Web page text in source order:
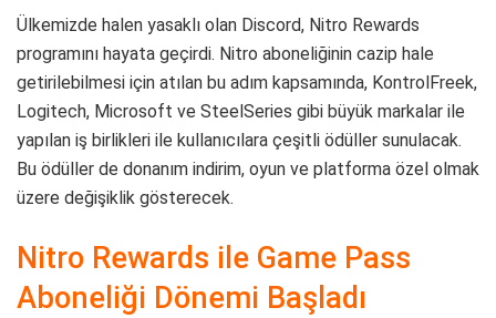
Ülkemizde halen yasaklı olan Discord, Nitro Rewards
programını hayata geçirdi. Nitro aboneliğinin cazip hale
getirilebilmesi için atılan bu adım kapsamında, KontrolFreek,
Logitech, Microsoft ve SteelSeries gibi büyük markalar ile
yapılan iş birlikleri ile kullanıcılara çeşitli ödüller sunulacak.
Bu ödüller de donanım indirim, oyun ve platforma özel olmak
üzere değişiklik gösterecek.
Nitro Rewards ile Game Pass
Aboneliği Dönemi Başladı